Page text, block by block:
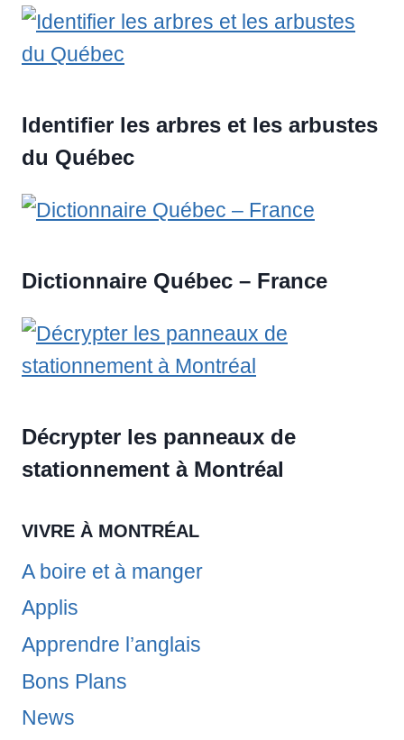
Identifier les arbres et les arbustes
du Québec
Dictionnaire Québec – France
Décrypter les panneaux de
stationnement à Montréal
VIVRE À MONTRÉAL
A boire et à manger
Applis
Apprendre l’anglais
Bons Plans
News